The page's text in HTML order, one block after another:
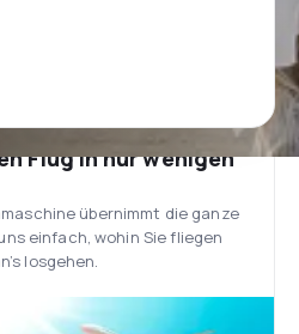
Flug in nur wenigen
übernimmt die ganze
einfach, wohin Sie fliegen
losgehen.